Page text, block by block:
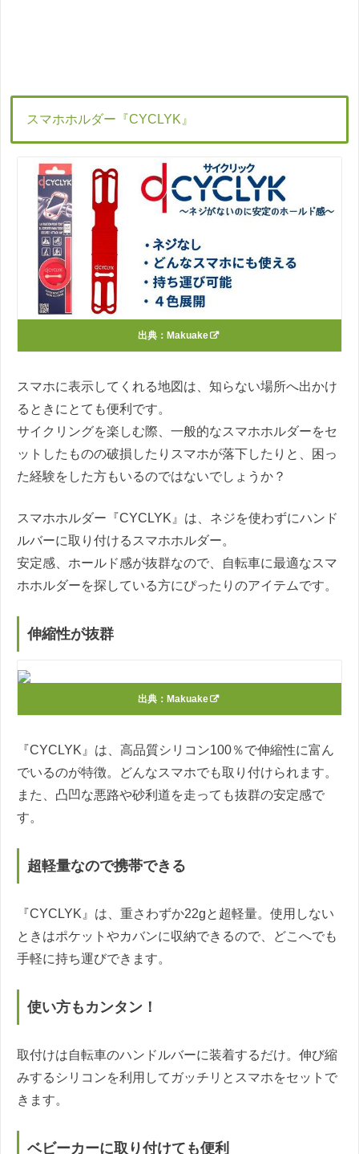
スマホホルダー『CYCLYK』
出典： Makuake
スマホに表示してくれる地図は、知らない場所へ出かけ
るときにとても便利です。
サイクリングを楽しむ際、一般的なスマホホルダーをセ
ットしたものの破損したりスマホが落下したりと、困っ
た経験をした方もいるのではないでしょうか？
スマホホルダー『CYCLYK』は、ネジを使わずにハンド
ルバーに取り付けるスマホホルダー。
安定感、ホールド感が抜群なので、自転車に最適なスマ
ホホルダーを探している方にぴったりのアイテムです。
伸縮性が抜群
出典： Makuake
『CYCLYK』は、高品質シリコン100％で伸縮性に富ん
でいるのが特徴。どんなスマホでも取り付けられます。
また、凸凹な悪路や砂利道を走っても抜群の安定感で
す。
超軽量なので携帯できる
『CYCLYK』は、重さわずか22gと超軽量。使用しない
ときはポケットやカバンに収納できるので、どこへでも
手軽に持ち運びできます。
使い方もカンタン！
取付けは自転車のハンドルバーに装着するだけ。伸び縮
みするシリコンを利用してガッチリとスマホをセットで
きます。
ベビーカーに取り付けても便利